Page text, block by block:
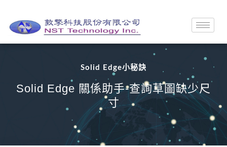
Solid Edge小秘訣
Solid Edge 關係助手-查詢草圖缺少尺
寸